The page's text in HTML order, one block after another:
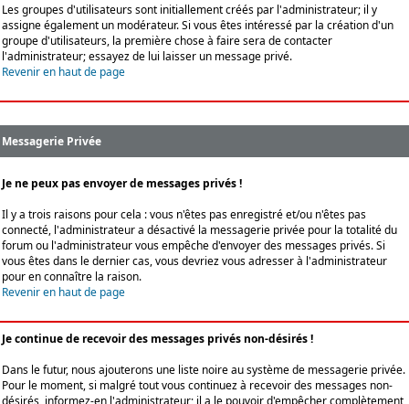
Les groupes d'utilisateurs sont initiallement créés par l'administrateur; il y
assigne également un modérateur. Si vous êtes intéressé par la création d'un
groupe d'utilisateurs, la première chose à faire sera de contacter
l'administrateur; essayez de lui laisser un message privé.
Revenir en haut de page
Messagerie Privée
Je ne peux pas envoyer de messages privés !
Il y a trois raisons pour cela : vous n'êtes pas enregistré et/ou n'êtes pas
connecté, l'administrateur a désactivé la messagerie privée pour la totalité du
forum ou l'administrateur vous empêche d'envoyer des messages privés. Si
vous êtes dans le dernier cas, vous devriez vous adresser à l'administrateur
pour en connaître la raison.
Revenir en haut de page
Je continue de recevoir des messages privés non-désirés !
Dans le futur, nous ajouterons une liste noire au système de messagerie privée.
Pour le moment, si malgré tout vous continuez à recevoir des messages non-